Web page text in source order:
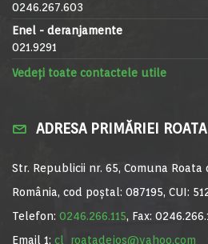
0246.267.603
Enel - deranjamente
021.9291
Vedeți toate contactele utile
ADRESA PRIMĂRIEI
Str. Republicii nr. 65, Comuna Roata
România, cod poștal: 087195, CUI:
Telefon: 0246.266.115, Fax:
Email 1: cl_roatadejos@yahoo.com